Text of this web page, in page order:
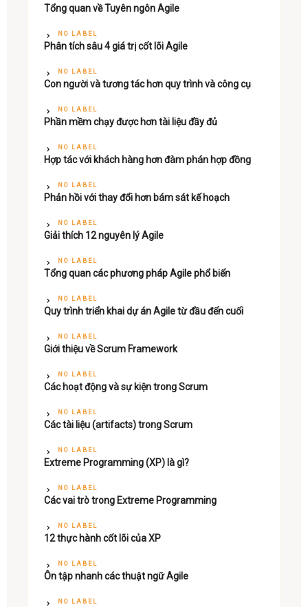
Tổng quan về Tuyên ngôn Agile
NO LABEL
Phân tích sâu 4 giá trị cốt lõi Agile
NO LABEL
Con người và tương tác hơn quy trình và công cụ
NO LABEL
Phần mềm chạy được hơn tài liệu đầy đủ
NO LABEL
Hợp tác với khách hàng hơn đàm phán hợp đồng
NO LABEL
Phản hồi với thay đổi hơn bám sát kế hoạch
NO LABEL
Giải thích 12 nguyên lý Agile
NO LABEL
Tổng quan các phương pháp Agile phổ biến
NO LABEL
Quy trình triển khai dự án Agile từ đầu đến cuối
NO LABEL
Giới thiệu về Scrum Framework
NO LABEL
Các hoạt động và sự kiện trong Scrum
NO LABEL
Các tài liệu (artifacts) trong Scrum
NO LABEL
Extreme Programming (XP) là gì?
NO LABEL
Các vai trò trong Extreme Programming
NO LABEL
12 thực hành cốt lõi của XP
NO LABEL
Ôn tập nhanh các thuật ngữ Agile
NO LABEL